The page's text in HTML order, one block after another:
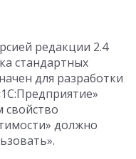
редакции 2.4
стандартных
для разработки
свойство
должно